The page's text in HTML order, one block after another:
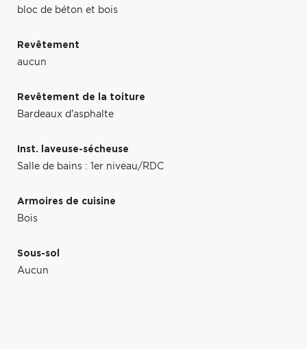
bloc de béton et bois
Revêtement
aucun
Revêtement de la toiture
Bardeaux d'asphalte
Inst. laveuse-sécheuse
Salle de bains : 1er niveau/RDC
Armoires de cuisine
Bois
Sous-sol
Aucun